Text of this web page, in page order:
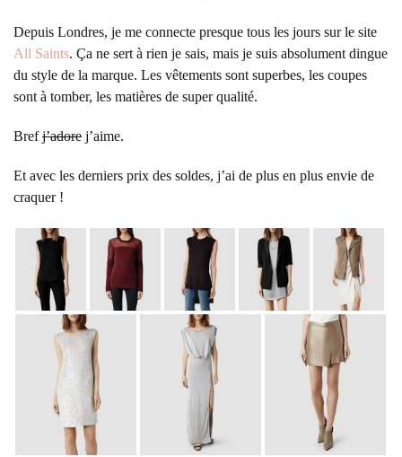
Depuis Londres, je me connecte presque tous les jours sur le site
All Saints. Ça ne sert à rien je sais, mais je suis absolument dingue
du style de la marque. Les vêtements sont superbes, les coupes
sont à tomber, les matières de super qualité.
Brefj’adore j’aime.
Et avec les derniers prix des soldes, j’ai de plus en plus envie de
craquer !